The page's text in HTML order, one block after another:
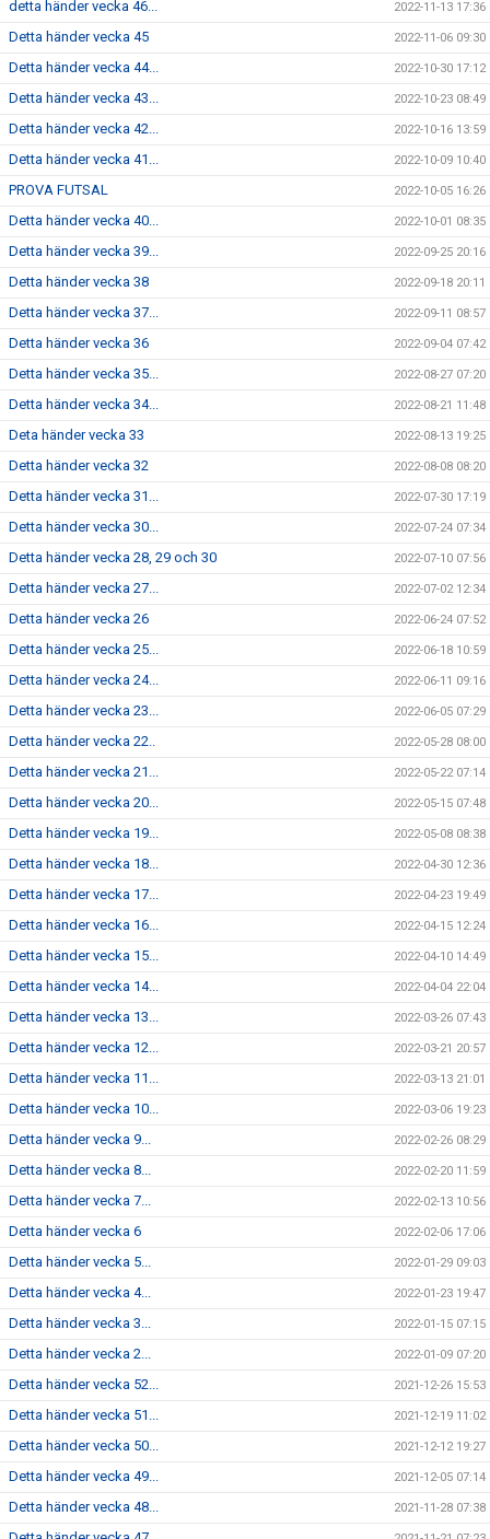
detta händer vecka 46... 2022-11-13 17:36
Detta händer vecka 45 2022-11-06 09:30
Detta händer vecka 44... 2022-10-30 17:12
Detta händer vecka 43... 2022-10-23 08:49
Detta händer vecka 42... 2022-10-16 13:59
Detta händer vecka 41... 2022-10-09 10:40
PROVA FUTSAL 2022-10-05 16:26
Detta händer vecka 40... 2022-10-01 08:35
Detta händer vecka 39... 2022-09-25 20:16
Detta händer vecka 38 2022-09-18 20:11
Detta händer vecka 37... 2022-09-11 08:57
Detta händer vecka 36 2022-09-04 07:42
Detta händer vecka 35... 2022-08-27 07:20
Detta händer vecka 34... 2022-08-21 11:48
Deta händer vecka 33 2022-08-13 19:25
Detta händer vecka 32 2022-08-08 08:20
Detta händer vecka 31... 2022-07-30 17:19
Detta händer vecka 30... 2022-07-24 07:34
Detta händer vecka 28, 29 och 30 2022-07-10 07:56
Detta händer vecka 27... 2022-07-02 12:34
Detta händer vecka 26 2022-06-24 07:52
Detta händer vecka 25... 2022-06-18 10:59
Detta händer vecka 24... 2022-06-11 09:16
Detta händer vecka 23... 2022-06-05 07:29
Detta händer vecka 22.. 2022-05-28 08:00
Detta händer vecka 21... 2022-05-22 07:14
Detta händer vecka 20... 2022-05-15 07:48
Detta händer vecka 19... 2022-05-08 08:38
Detta händer vecka 18... 2022-04-30 12:36
Detta händer vecka 17... 2022-04-23 19:49
Detta händer vecka 16... 2022-04-15 12:24
Detta händer vecka 15... 2022-04-10 14:49
Detta händer vecka 14... 2022-04-04 22:04
Detta händer vecka 13... 2022-03-26 07:43
Detta händer vecka 12... 2022-03-21 20:57
Detta händer vecka 11... 2022-03-13 21:01
Detta händer vecka 10... 2022-03-06 19:23
Detta händer vecka 9... 2022-02-26 08:29
Detta händer vecka 8... 2022-02-20 11:59
Detta händer vecka 7... 2022-02-13 10:56
Detta händer vecka 6 2022-02-06 17:06
Detta händer vecka 5... 2022-01-29 09:03
Detta händer vecka 4... 2022-01-23 19:47
Detta händer vecka 3... 2022-01-15 07:15
Detta händer vecka 2... 2022-01-09 07:20
Detta händer vecka 52... 2021-12-26 15:53
Detta händer vecka 51... 2021-12-19 11:02
Detta händer vecka 50... 2021-12-12 19:27
Detta händer vecka 49... 2021-12-05 07:14
Detta händer vecka 48... 2021-11-28 07:38